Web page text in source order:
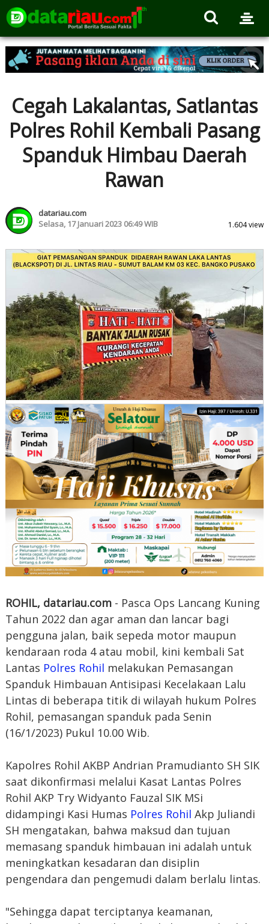
Cegah Lakalantas, Satlantas
Polres Rohil Kembali Pasang
Spanduk Himbau Daerah
Rawan
datariau.com
Selasa, 17 Januari 2023 06:49 WIB
1.604 view
ROHIL, datariau.com - Pasca Ops Lancang Kuning
Tahun 2022 dan agar aman dan lancar bagi
pengguna jalan, baik sepeda motor maupun
kendaraan roda 4 atau mobil, kini kembali Sat
Lantas Polres Rohil melakukan Pemasangan
Spanduk Himbauan Antisipasi Kecelakaan Lalu
Lintas di beberapa titik di wilayah hukum Polres
Rohil, pemasangan spanduk pada Senin
(16/1/2023) Pukul 10.00 Wib.
Kapolres Rohil AKBP Andrian Pramudianto SH SIK
saat dikonfirmasi melalui Kasat Lantas Polres
Rohil AKP Try Widyanto Fauzal SIK MSi
didampingi Kasi Humas Polres Rohil Akp Juliandi
SH mengatakan, bahwa maksud dan tujuan
memasang spanduk himbauan ini adalah untuk
meningkatkan kesadaran dan disiplin
pengendara dan pengemudi dalam berlalu lintas.
"Sehingga dapat terciptanya keamanan,